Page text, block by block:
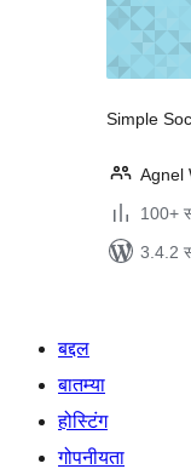
Simple
Agnel
100+
3.4.2
बद्दल
बातम्या
होस्टिंग
गोपनीयता